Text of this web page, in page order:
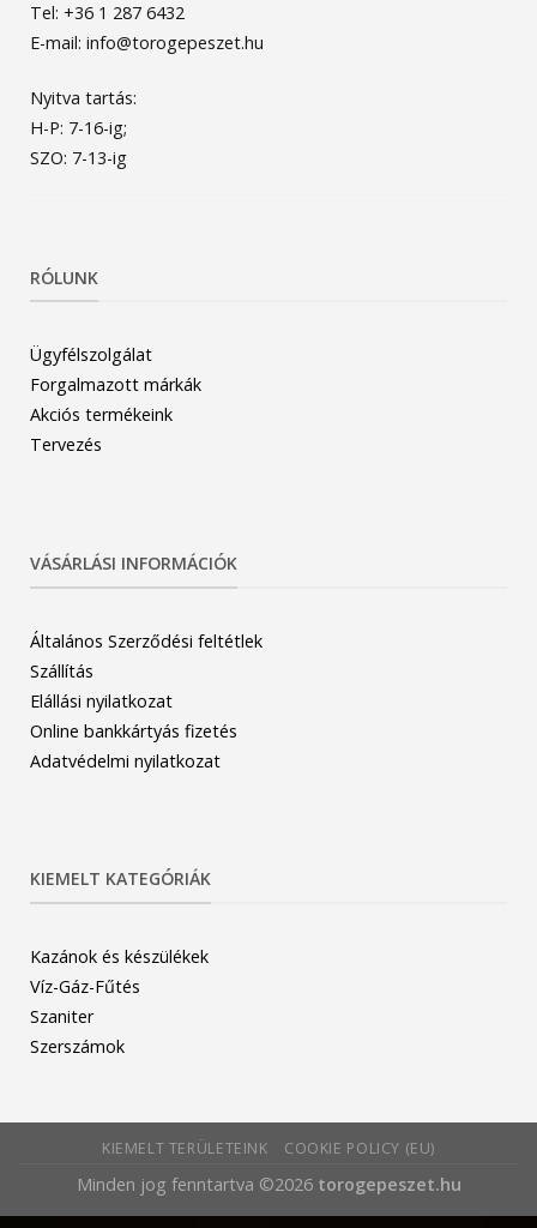
Tel: +36 1 287 6432
E-mail: info@torogepeszet.hu
Nyitva tartás:
H-P: 7-16-ig;
SZO: 7-13-ig
RÓLUNK
Ügyfélszolgálat
Forgalmazott márkák
Akciós termékeink
Tervezés
VÁSÁRLÁSI INFORMÁCIÓK
Általános Szerződési feltétlek
Szállítás
Elállási nyilatkozat
Online bankkártyás fizetés
Adatvédelmi nyilatkozat
KIEMELT KATEGÓRIÁK
Kazánok és készülékek
Víz-Gáz-Fűtés
Szaniter
Szerszámok
KIEMELT TERÜLETEINK COOKIE POLICY (EU)
Minden jog fenntartva ©2026 torogepeszet.hu